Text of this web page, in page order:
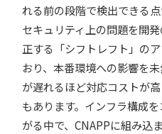
れる前の段階で検出できる点
セキュリティ上の問題を開
正する「シフトレフト」の
おり、本番環境への影響を
が遅れるほど対応コストが
もあります。インフラ構成
がる中で、CNAPPに組み込